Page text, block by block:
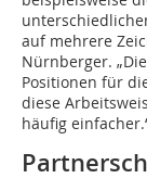
auf mehrere
Nürnberger.
Positionen für
diese
häufig